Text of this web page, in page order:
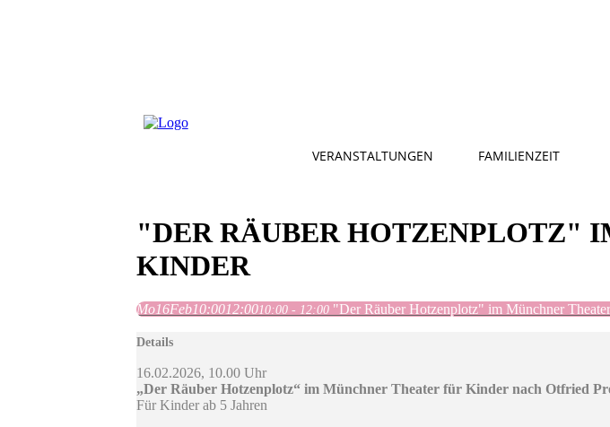
VERANSTALTUNGEN FAMILIENZEIT
"DER RÄUBER HOTZENPLOTZ"
KINDER
Mo16Feb10:0012:0010:00 - 12:00 "Der Räuber Hotzenplotz" im Münchner
Details
16.02.2026, 10.00 Uhr
„Der Räuber Hotzenplotz“ im Münchner Theater für Kinder nach Otfried
Für Kinder ab 5 Jahren